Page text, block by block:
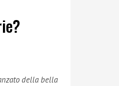
della bella